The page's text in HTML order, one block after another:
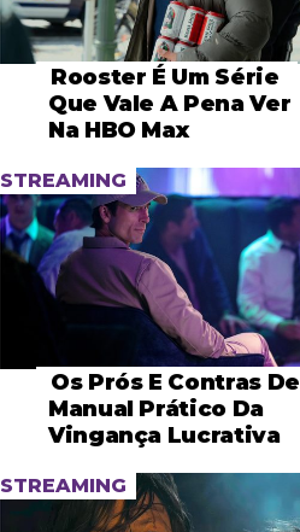
Rooster É Um Série
Que Vale A Pena Ver
Na HBO Max
STREAMING
Os Prós E Contras De
Manual Prático Da
Vingança Lucrativa
STREAMING